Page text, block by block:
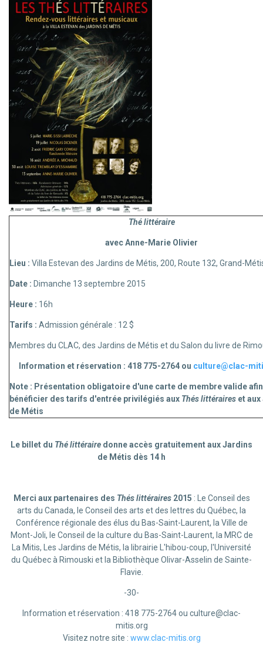
Thé littéraire
avec Anne-Marie Olivier
Lieu : Villa Estevan des Jardins de Métis, 200, Route 132, Grand-
Date : Dimanche 13 septembre 2015
Heure : 16h
Tarifs : Admission générale : 12 $
Membres du CLAC, des Jardins de Métis et du Salon du livre de
Information et réservation : 418 775-2764 ou culture@clac-
Note : Présentation obligatoire d'une carte de membre valide
bénéficier des tarifs d'entrée privilégiés aux Thés littéraires et
de Métis
Le billet du Thé littéraire donne accès gratuitement aux Jardins
de Métis dès 14 h
Merci aux partenaires des Thés littéraires2015 : Le Conseil des
arts du Canada, le Conseil des arts et des lettres du Québec, la
Conférence régionale des élus du Bas-Saint-Laurent, la Ville de
Mont-Joli, le Conseil de la culture du Bas-Saint-Laurent, la MRC de
La Mitis, Les Jardins de Métis, la librairie L'hibou-coup, l'Université
du Québec à Rimouski et la Bibliothèque Olivar-Asselin de Sainte-
Flavie.
-30-
Information et réservation : 418 775-2764 ou culture@clac-
mitis.org
Visitez notre site : www.clac-mitis.org